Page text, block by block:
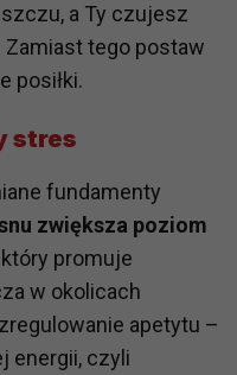
a Ty czujesz
tego postaw
posiłki.
stres
fundamenty
zwiększa poziom
promuje
w okolicach
apetytu –
energii, czyli